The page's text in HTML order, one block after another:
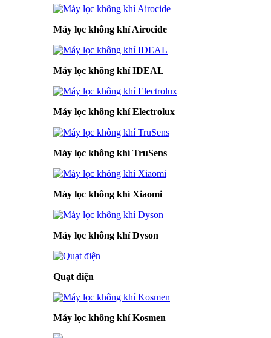
Máy lọc không khí Airocide
Máy lọc không khí IDEAL
Máy lọc không khí Electrolux
Máy lọc không khí TruSens
Máy lọc không khí Xiaomi
Máy lọc không khí Dyson
Quạt điện
Máy lọc không khí Kosmen